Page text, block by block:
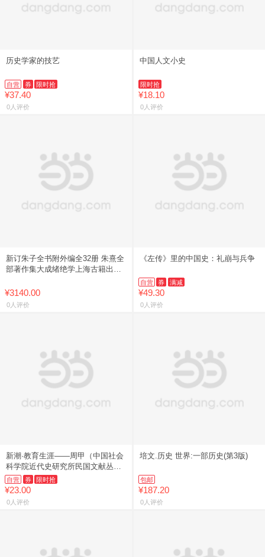
历史学家的技艺
自营 券 限时抢
¥37.40
0人评价
中国人文小史
限时抢
¥18.10
0人评价
新订朱子全书附外编全32册 朱熹全
部著作集大成绪绝学上海古籍出版
¥3140.00
0人评价
《左传》里的中国史：礼崩与兵争
自营 券 满减
¥49.30
0人评价
新潮·教育生涯——周甲（中国社会
科学院近代史研究所民国文献丛
刊）
自营 券 限时抢
¥23.00
0人评价
培文.历史 世界:一部历史(第3版)
包邮
¥187.20
0人评价